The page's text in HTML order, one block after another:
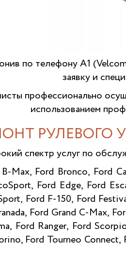
по телефону A1
заявку и
профессионально
использованием
РУЛЕВОГО
спектр услуг по
Max, Ford Bronco, Ford
Ford Edge, Ford
Ford F-150, Ford
Ford Grand C-Max,
Ford Ranger, Ford
Ford Tourneo